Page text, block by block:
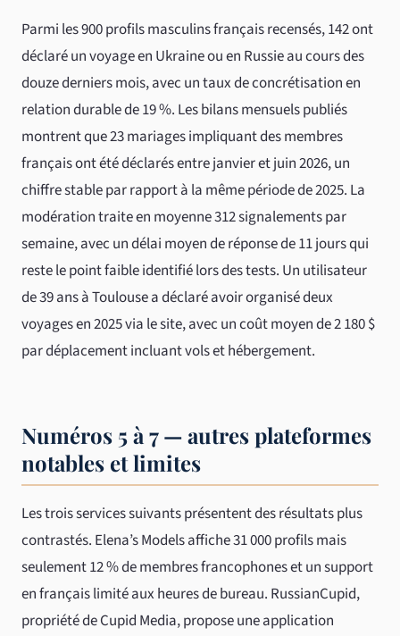
Parmi les 900 profils masculins français recensés, 142 ont
déclaré un voyage en Ukraine ou en Russie au cours des
douze derniers mois, avec un taux de concrétisation en
relation durable de 19 %. Les bilans mensuels publiés
montrent que 23 mariages impliquant des membres
français ont été déclarés entre janvier et juin 2026, un
chiffre stable par rapport à la même période de 2025. La
modération traite en moyenne 312 signalements par
semaine, avec un délai moyen de réponse de 11 jours qui
reste le point faible identifié lors des tests. Un utilisateur
de 39 ans à Toulouse a déclaré avoir organisé deux
voyages en 2025 via le site, avec un coût moyen de 2 180 $
par déplacement incluant vols et hébergement.
Numéros 5 à 7 — autres plateformes
notables et limites
Les trois services suivants présentent des résultats plus
contrastés. Elena’s Models affiche 31 000 profils mais
seulement 12 % de membres francophones et un support
en français limité aux heures de bureau. RussianCupid,
propriété de Cupid Media, propose une application